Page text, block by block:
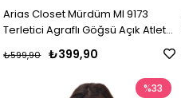
Arias Closet Mürdüm MI 9173
Terletici Agraflı Göğsü Açık Atlet
₺399,90
₺599,90
%33